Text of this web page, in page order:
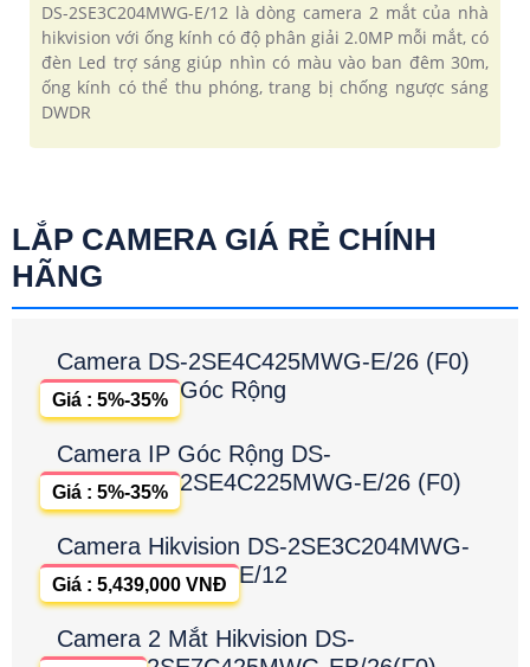
DS-2SE3C204MWG-E/12 là dòng camera 2 mắt của nhà
hikvision với ống kính có độ phân giải 2.0MP mỗi mắt, có
đèn Led trợ sáng giúp nhìn có màu vào ban đêm 30m,
ống kính có thể thu phóng, trang bị chống ngược sáng
DWDR
LẮP CAMERA GIÁ RẺ CHÍNH
HÃNG
Camera DS-2SE4C425MWG-E/26 (F0)
Góc Rộng
Giá : 5%-35%
Camera IP Góc Rộng DS-
2SE4C225MWG-E/26 (F0)
Giá : 5%-35%
Camera Hikvision DS-2SE3C204MWG-
E/12
Giá : 5,439,000 VNĐ
Camera 2 Mắt Hikvision DS-